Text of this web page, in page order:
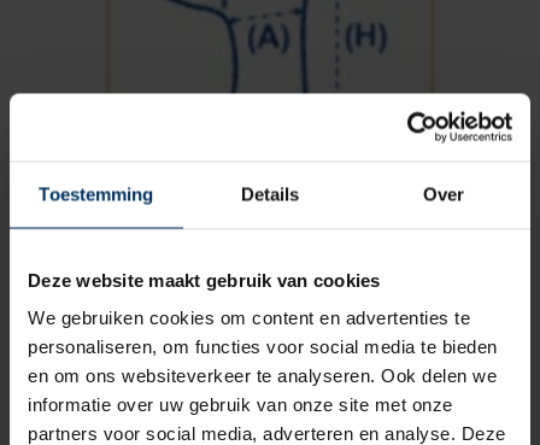
Toestemming Details Over
Deze website maakt gebruik van cookies
We gebruiken cookies om content en advertenties te
personaliseren, om functies voor social media te bieden
en om ons websiteverkeer te analyseren. Ook delen we
informatie over uw gebruik van onze site met onze
partners voor social media, adverteren en analyse. Deze
Artikelnummer: 91101802
incl BTW